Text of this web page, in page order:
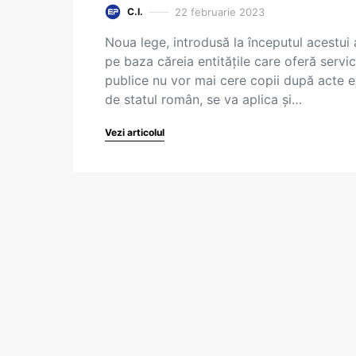
C.I. 22 februarie 2023
Noua lege, introdusă la începutul acestui
pe baza căreia entitățile care oferă
publice nu vor mai cere copii după acte
de statul român, se va aplica și…
Vezi articolul